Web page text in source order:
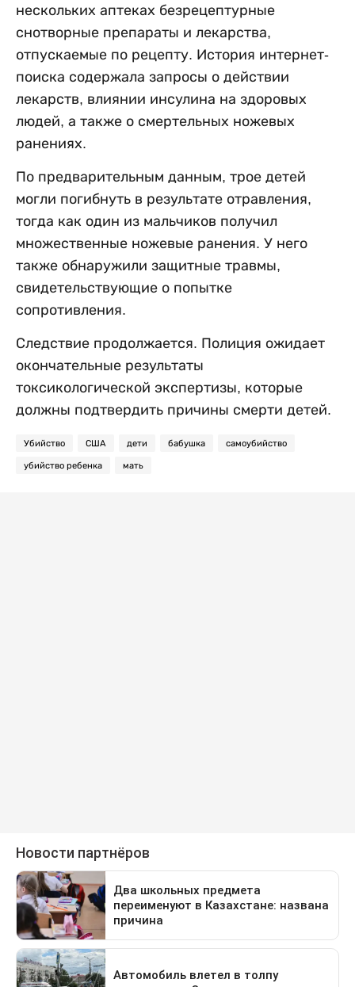
нескольких аптеках безрецептурные
снотворные препараты и лекарства,
отпускаемые по рецепту. История интернет-
поиска содержала запросы о действии
лекарств, влиянии инсулина на здоровых
людей, а также о смертельных ножевых
ранениях.
По предварительным данным, трое детей
могли погибнуть в результате отравления,
тогда как один из мальчиков получил
множественные ножевые ранения. У него
также обнаружили защитные травмы,
свидетельствующие о попытке
сопротивления.
Следствие продолжается. Полиция ожидает
окончательные результаты
токсикологической экспертизы, которые
должны подтвердить причины смерти детей.
Убийство США дети бабушка самоубийство
убийство ребенка мать